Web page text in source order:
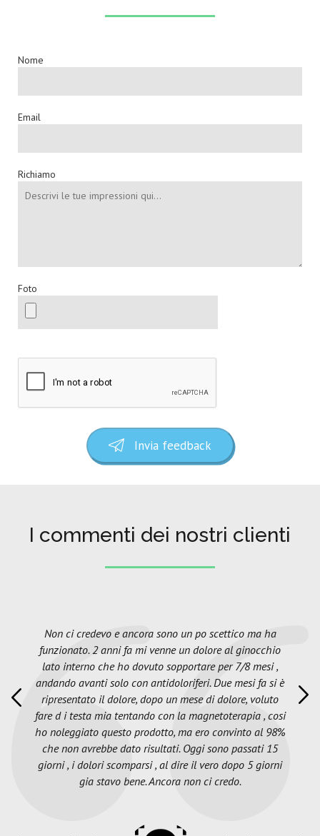
Nome
Email
Richiamo
Foto
Invia feedback
I commenti dei nostri clienti
Non ci credevo e ancora sono un po scettico ma ha
funzionato. 2 anni fa mi venne un dolore al ginocchio
lato interno che ho dovuto sopportare per 7/8 mesi ,
andando avanti solo con antidoloriferi. Due mesi fa si è
ripresentato il dolore, dopo un mese di dolore, voluto
fare d i testa mia tentando con la magnetoterapia , cosi
ho noleggiato questo prodotto, ma ero convinto al 98%
che non avrebbe dato risultati. Oggi sono passati 15
giorni , i dolori scomparsi , al dire il vero dopo 5 giorni
gia stavo bene. Ancora non ci credo.